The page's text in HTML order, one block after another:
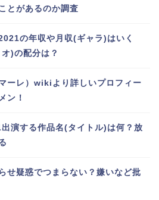
とがあるのか調査
の年収や月収(ギャラ)はいく
)の配分は？
ーレ）wikiより詳しいプロフィー
ン！
演する作品名(タイトル)は何？放
せ疑惑でつまらない？嫌いなど批